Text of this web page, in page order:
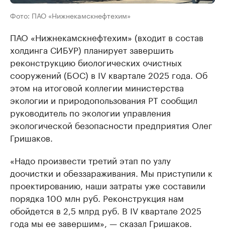
Фото: ПАО «Нижнекамскнефтехим»
ПАО «Нижнекамскнефтехим» (входит в состав
холдинга СИБУР) планирует завершить
реконструкцию биологических очистных
сооружений (БОС) в IV квартале 2025 года. Об
этом на итоговой коллегии министерства
экологии и природопользования РТ сообщил
руководитель по экологии управления
экологической безопасности предприятия Олег
Гришаков.
«Надо произвести третий этап по узлу
доочистки и обеззараживания. Мы приступили к
проектированию, наши затраты уже составили
порядка 100 млн руб. Реконструкция нам
обойдется в 2,5 млрд руб. В IV квартале 2025
года мы ее завершим», — сказал Гришаков.